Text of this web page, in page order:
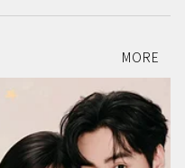
MORE